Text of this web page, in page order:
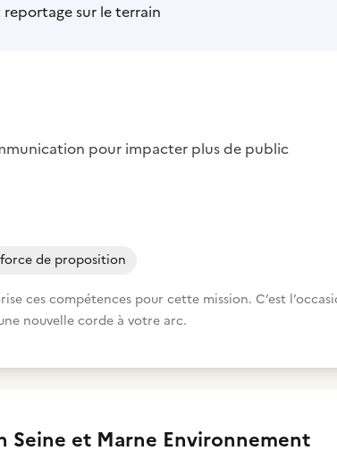
sur le terrain
pour impacter plus de public
de proposition
ces compétences pour cette mission. C’est
nouvelle corde à votre arc.
Seine et Marne Environnement